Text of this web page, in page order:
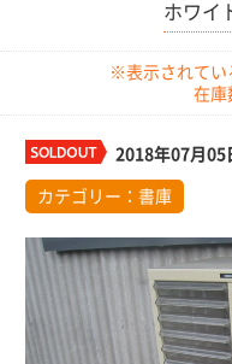
ホワイ
※表示されてい
在庫
2018年07月05
カテゴリー： 書庫